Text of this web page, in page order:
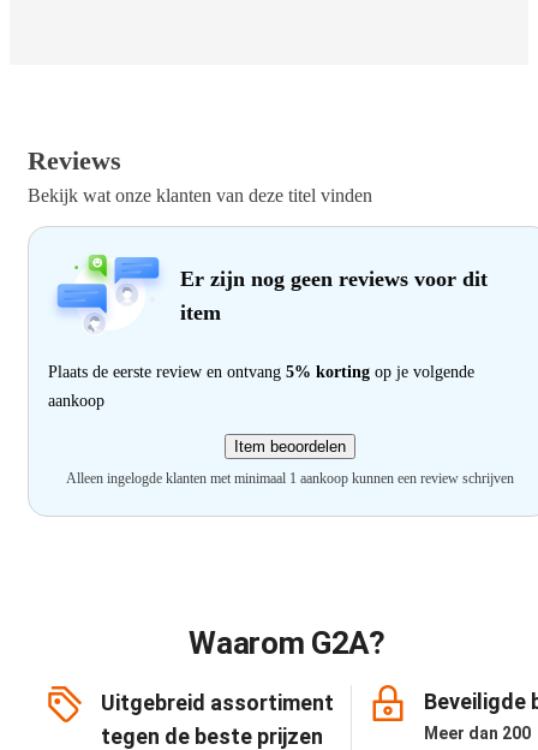
Reviews
Bekijk wat onze klanten van deze titel vinden
Er zijn nog geen reviews voor dit
item
Plaats de eerste review en ontvang 5% korting op je volgende
aankoop
Item beoordelen
Alleen ingelogde klanten met minimaal 1 aankoop kunnen een review schrijven
Waarom G2A?
Uitgebreid assortiment
tegen de beste prijzen
Beveiligde
Meer dan 200